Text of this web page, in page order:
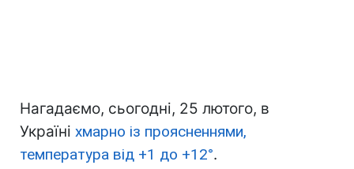
Нагадаємо, сьогодні, 25 лютого, в
Україні хмарно із проясненнями,
температура від +1 до +12°.